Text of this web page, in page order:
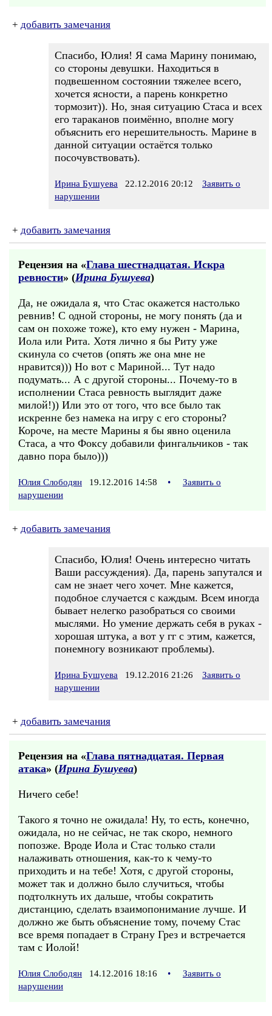
+ добавить замечания
Спасибо, Юлия! Я сама Марину понимаю,
со стороны девушки. Находиться в
подвешенном состоянии тяжелее всего,
хочется ясности, а парень конкретно
тормозит)). Но, зная ситуацию Стаса и всех
его тараканов поимённо, вполне могу
объяснить его нерешительность. Марине в
данной ситуации остаётся только
посочувствовать).
Ирина Бушуева 22.12.2016 20:12
Заявить о
нарушении
+ добавить замечания
Рецензия на «Глава шестнадцатая. Искра
ревности» (Ирина Бушуева)
Да, не ожидала я, что Стас окажется настолько
ревнив! С одной стороны, не могу понять (да и
сам он похоже тоже), кто ему нужен - Марина,
Иола или Рита. Хотя лично я бы Риту уже
скинула со счетов (опять же она мне не
нравится))) Но вот с Мариной... Тут надо
подумать... А с другой стороны... Почему-то в
исполнении Стаса ревность выглядит даже
милой!)) Или это от того, что все было так
искренне без намека на игру с его стороны?
Короче, на месте Марины я бы явно оценила
Стаса, а что Фоксу добавили фингальчиков - так
давно пора было)))
Юлия Слободян 19.12.2016 14:58 •
Заявить о
нарушении
+ добавить замечания
Спасибо, Юлия! Очень интересно читать
Ваши рассуждения). Да, парень запутался и
сам не знает чего хочет. Мне кажется,
подобное случается с каждым. Всем иногда
бывает нелегко разобраться со своими
мыслями. Но умение держать себя в руках -
хорошая штука, а вот у гг с этим, кажется,
понемногу возникают проблемы).
Ирина Бушуева 19.12.2016 21:26
Заявить о
нарушении
+ добавить замечания
Рецензия на «Глава пятнадцатая. Первая
атака» (Ирина Бушуева)
Ничего себе!
Такого я точно не ожидала! Ну, то есть, конечно,
ожидала, но не сейчас, не так скоро, немного
попозже. Вроде Иола и Стас только стали
налаживать отношения, как-то к чему-то
приходить и на тебе! Хотя, с другой стороны,
может так и должно было случиться, чтобы
подтолкнуть их дальше, чтобы сократить
дистанцию, сделать взаимопонимание лучше. И
должно же быть объяснение тому, почему Стас
все время попадает в Страну Грез и встречается
там с Иолой!
Юлия Слободян 14.12.2016 18:16 •
Заявить о
нарушении